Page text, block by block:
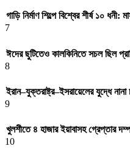
গাড়ি নির্মাণ শিল্পে বিশ্বের শীর্ষ ১০
7
ঈদের ছুটিতেও কালকিনিতে সচল ছিল
8
ইরান–যুক্তরাষ্ট্র–ইসরায়েলের যুদ্ধে নানা
9
খুলশীতে ৪ হাজার ইয়াবাসহ গ্রেপ্তার
10